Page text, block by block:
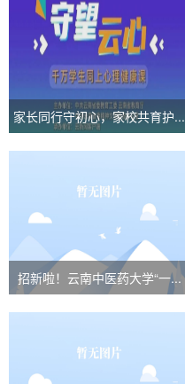
家长同行守初心，家校共育护...
招新啦！云南中医药大学“一...